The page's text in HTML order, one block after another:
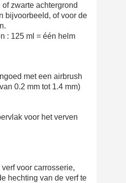
zwarte achtergrond
bijvoorbeeld, of voor de
: 125 ml = één helm
met een airbrush
0.2 mm tot 1.4 mm)
voor het verven
voor carrosserie,
hechting van de verf te